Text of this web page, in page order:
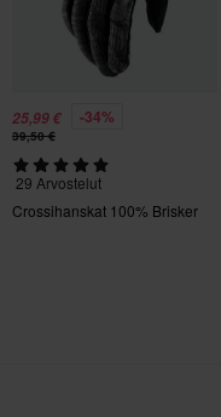
25,99 € -34%
39,50 €
29 Arvostelut
Crossihanskat 100% Brisker